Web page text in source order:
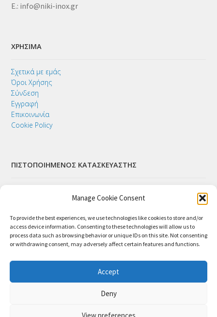
Manage Cookie Consent
To provide the best experiences, we use technologies like cookies to store and/or
access device information. Consenting to these technologies will allow us to
process data such as browsing behavior or unique IDs on this site. Not consenting
or withdrawing consent, may adversely affect certain features and functions.
Accept
Deny
View preferences
E.: info@niki-inox.gr
ΧΡΗΣΙΜΑ
Σχετικά με εμάς
Όροι Χρήσης
Σύνδεση
Εγγραφή
Επικοινωνία
Cookie Policy
ΠΙΣΤΟΠΟΙΗΜΕΝΟΣ ΚΑΤΑΣΚΕΥΑΣΤΗΣ